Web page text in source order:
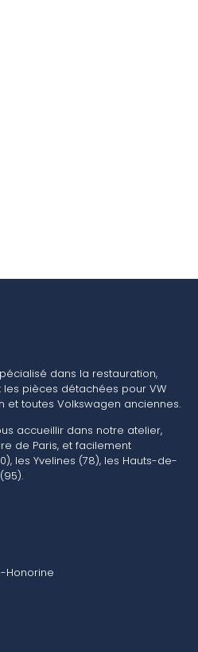
dans la restauration,
les pièces détachées pour VW
et toutes Volkswagen anciennes.
accueillir dans notre atelier,
de Paris, et facilement
les Yvelines (78), les Hauts-de-
Honorine